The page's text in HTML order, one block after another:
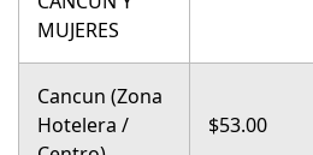
MUJERES
Cancun (Zona
Hotelera /
$53.00